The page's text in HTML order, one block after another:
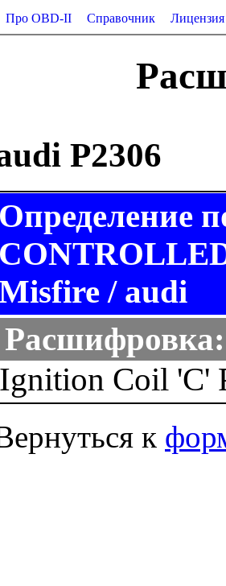
Про OBD-II Справочник Лицензия
P2306
/ audi
Расшифровка:
Ignition Coil 'C'
к